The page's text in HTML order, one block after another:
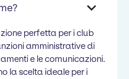
perfetta per i club
amministrative di
e le comunicazioni.
la scelta ideale per i